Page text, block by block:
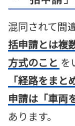
混同されて間
括申請とは複
方式のこと を
「経路をま
申請は「車両
あります。